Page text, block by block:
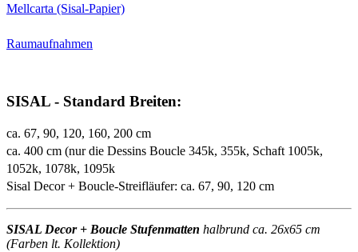
Mellcarta (Sisal-Papier)
Raumaufnahmen
SISAL - Standard Breiten:
ca. 67, 90, 120, 160, 200 cm
ca. 400 cm (nur die Dessins Boucle 345k, 355k, Schaft 1005k,
1052k, 1078k, 1095k
Sisal Decor + Boucle-Streifläufer: ca. 67, 90, 120 cm
SISAL Decor + Boucle Stufenmatten halbrund ca. 26x65 cm
(Farben lt. Kollektion)